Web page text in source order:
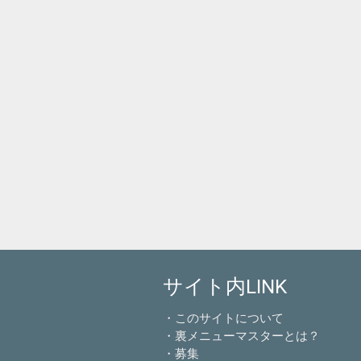
サイト内LINK
・このサイトについて
・裏メニューマスターとは？
・募集